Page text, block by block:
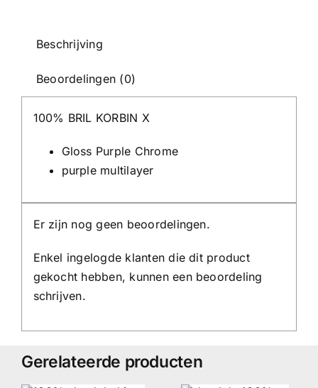
Purple
-
Purple
mirror
Beschrijving
Beoordelingen (0)
100% BRIL KORBIN X
Gloss Purple Chrome
purple multilayer
Er zijn nog geen beoordelingen.
Enkel ingelogde klanten die dit product
gekocht hebben, kunnen een beoordeling
schrijven.
Gerelateerde producten